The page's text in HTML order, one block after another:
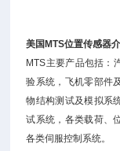
美国MTS位置传感器
MTS主要产品包括：
验系统，飞机零部件
物结构测试及模拟系
试系统，各类载荷、
各类伺服控制系统。